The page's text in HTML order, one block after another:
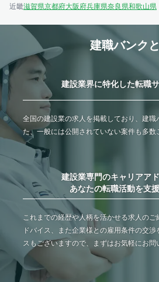
近畿滋賀県京都府大阪府兵庫県奈良県和歌山県
建職バンク
建設業界に特化した転職サ
全国の建設業の求人を掲載しており、建職
た、一般には公開されていない案件も多数
建設業専門のキャリアア
あなたの転職活動を支援
これまでの経歴や人柄を活かせる求人のご
ドバイス、また企業様との雇用条件の交
スもございますので、まずはお気軽にお問